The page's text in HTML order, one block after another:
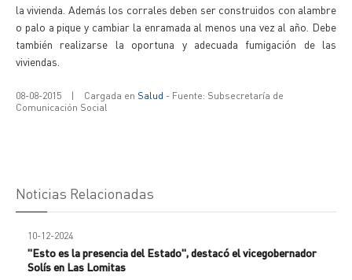
la vivienda. Además los corrales deben ser construidos con alambre
o palo a pique y cambiar la enramada al menos una vez al año. Debe
también realizarse la oportuna y adecuada fumigación de las
viviendas.
08-08-2015 | Cargada en Salud - Fuente: Subsecretaría de
Comunicación Social
Noticias Relacionadas
10-12-2024
"Esto es la presencia del Estado", destacó el vicegobernador
Solís en Las Lomitas